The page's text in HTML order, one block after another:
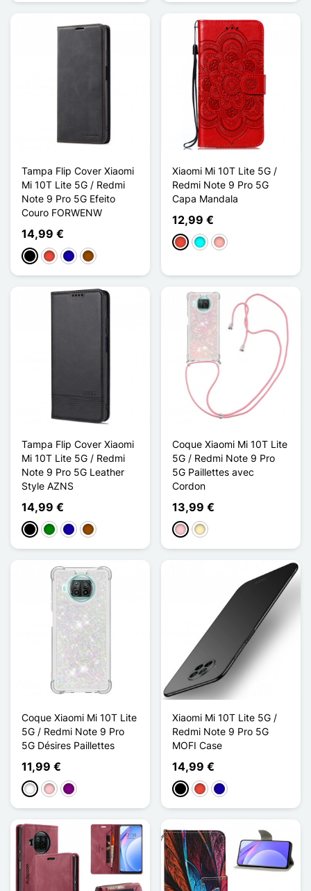
Tampa Flip Cover Xiaomi
Mi 10T Lite 5G / Redmi
Note 9 Pro 5G Efeito
Couro FORWENW
14,99 €
PretoVermelhoAzul Escuro
Castanho
Xiaomi Mi 10T Lite 5G /
Redmi Note 9 Pro 5G
Capa Mandala
12,99 €
Vermelho
CianoOuro rosa
Tampa Flip Cover Xiaomi
Mi 10T Lite 5G / Redmi
Note 9 Pro 5G Leather
Style AZNS
14,99 €
PretoVerdeAzul Escuro
Castanho
Coque Xiaomi Mi 10T Lite
5G / Redmi Note 9 Pro
5G Paillettes avec
Cordon
13,99 €
RosaOuro
Coque Xiaomi Mi 10T Lite
5G / Redmi Note 9 Pro
5G Désires Paillettes
11,99 €
BrancoRosaPúrpura
Xiaomi Mi 10T Lite 5G /
Redmi Note 9 Pro 5G
MOFI Case
14,99 €
PretoVermelhoAzul Escuro